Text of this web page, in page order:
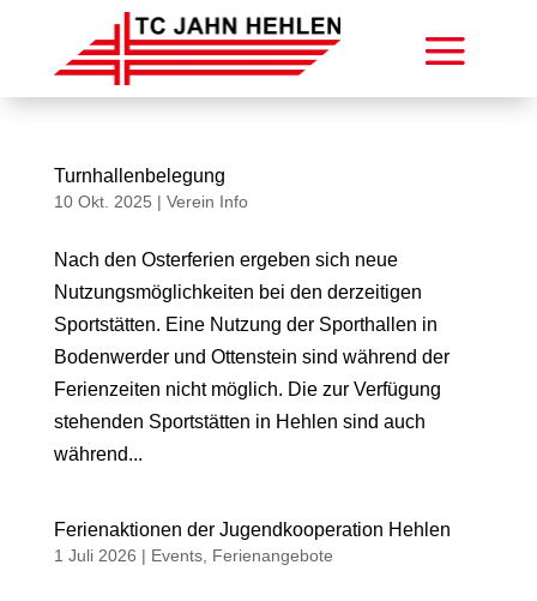
Turnhallenbelegung
10 Okt. 2025 | Verein Info
Nach den Osterferien ergeben sich neue
Nutzungsmöglichkeiten bei den derzeitigen
Sportstätten. Eine Nutzung der Sporthallen in
Bodenwerder und Ottenstein sind während der
Ferienzeiten nicht möglich. Die zur Verfügung
stehenden Sportstätten in Hehlen sind auch
während...
Ferienaktionen der Jugendkooperation Hehlen
1 Juli 2026 | Events, Ferienangebote